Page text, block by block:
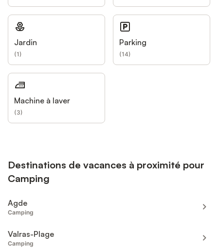
Jardin
(1)
Parking
(14)
Machine à laver
(3)
Destinations de vacances à proximité pour
Camping
Agde
Camping
Valras-Plage
Camping